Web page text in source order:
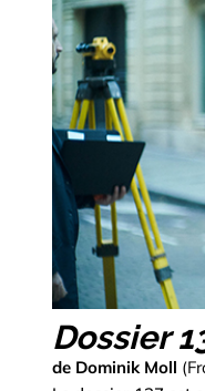
Dossier
de Dominik Moll